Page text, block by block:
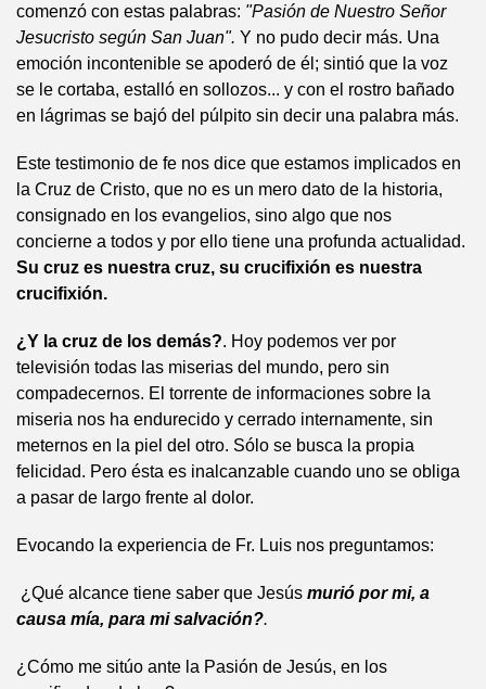
comenzó con estas palabras: "Pasión de Nuestro Señor
Jesucristo según San Juan". Y no pudo decir más. Una
emoción incontenible se apoderó de él; sintió que la voz
se le cortaba, estalló en sollozos... y con el rostro bañado
en lágrimas se bajó del púlpito sin decir una palabra más.
Este testimonio de fe nos dice que estamos implicados en
la Cruz de Cristo, que no es un mero dato de la historia,
consignado en los evangelios, sino algo que nos
concierne a todos y por ello tiene una profunda actualidad.
Su cruz es nuestra cruz, su crucifixión es nuestra
crucifixión.
¿Y la cruz de los demás?. Hoy podemos ver por
televisión todas las miserias del mundo, pero sin
compadecernos. El torrente de informaciones sobre la
miseria nos ha endurecido y cerrado internamente, sin
meternos en la piel del otro. Sólo se busca la propia
felicidad. Pero ésta es inalcanzable cuando uno se obliga
a pasar de largo frente al dolor.
Evocando la experiencia de Fr. Luis nos preguntamos:
¿Qué alcance tiene saber que Jesús murió por mi, a
causa mía, para mi salvación?.
¿Cómo me sitúo ante la Pasión de Jesús, en los